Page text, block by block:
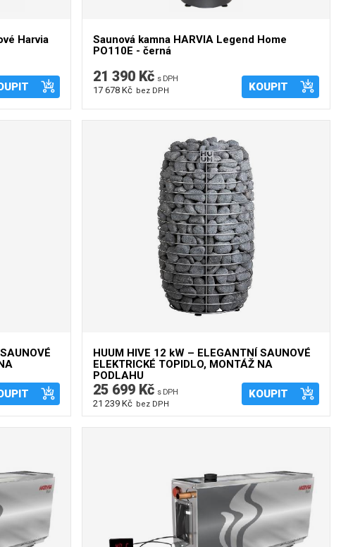
Harvia
Saunová kamna HARVIA Legend Home
PO110E - černá
21 390 Kč s DPH
17 678 Kč bez DPH KOUPIT
HUUM HIVE 12 kW – ELEGANTNÍ SAUNOVÉ
ELEKTRICKÉ TOPIDLO, MONTÁŽ NA
PODLAHU
25 699 Kč s DPH
21 239 Kč bez DPH
KOUPIT